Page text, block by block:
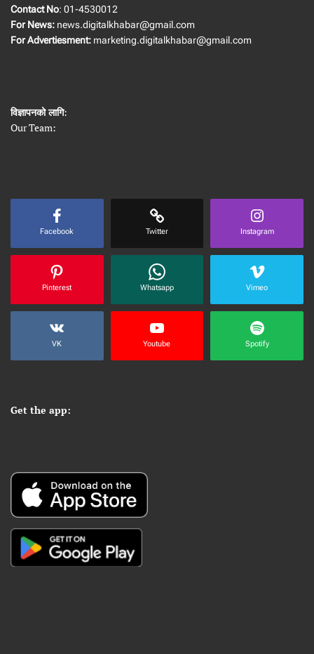
Contact No: 01-4530012
For News: news.digitalkhabar@gmail.com
For Advertiesment: marketing.digitalkhabar@gmail.com
विज्ञापनको लागि:
Our Team:
Facebook Twitter Instagram
Pinterest Whatsapp Vimeo
VK Youtube Spotify
Get the app: